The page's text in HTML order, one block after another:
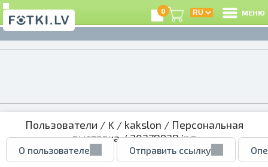
0 МЕНЮ
Пользователи / K / kakslon / Персональная
выставка/ 20278928.jpg
О пользователе Отправить ссылку